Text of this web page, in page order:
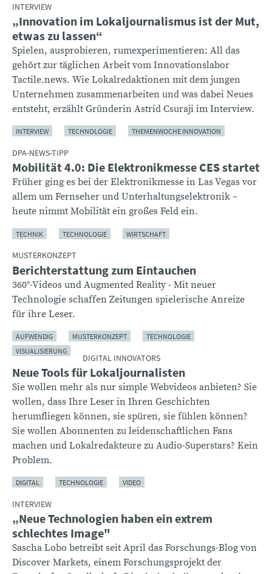
INTERVIEW
„Innovation im Lokaljournalismus ist der Mut,
etwas zu lassen“
Spielen, ausprobieren, rumexperimentieren: All das
gehört zur täglichen Arbeit vom Innovationslabor
Tactile.news. Wie Lokalredaktionen mit dem jungen
Unternehmen zusammenarbeiten und was dabei Neues
entsteht, erzählt Gründerin Astrid Csuraji im Interview.
INTERVIEW TECHNOLOGIE THEMENWOCHE INNOVATION
DPA-NEWS-TIPP
Mobilität 4.0: Die Elektronikmesse CES startet
Früher ging es bei der Elektronikmesse in Las Vegas vor
allem um Fernseher und Unterhaltungselektronik –
heute nimmt Mobilität ein großes Feld ein.
TECHNIK TECHNOLOGIE WIRTSCHAFT
MUSTERKONZEPT
Berichterstattung zum Eintauchen
360°-Videos und Augmented Reality - Mit neuer
Technologie schaffen Zeitungen spielerische Anreize
für ihre Leser.
AUFWENDIG MUSTERKONZEPT
TECHNOLOGIE
VISUALISIERUNG
DIGITAL INNOVATORS
Neue Tools für Lokaljournalisten
Sie wollen mehr als nur simple Webvideos anbieten? Sie
wollen, dass Ihre Leser in Ihren Geschichten
herumfliegen können, sie spüren, sie fühlen können?
Sie wollen Abonnenten zu leidenschaftlichen Fans
machen und Lokalredakteure zu Audio-Superstars? Kein
Problem.
DIGITAL TECHNOLOGIE VIDEO
INTERVIEW
„Neue Technologien haben ein extrem
schlechtes Image"
Sascha Lobo betreibt seit April das Forschungs-Blog von
Discover Markets, einem Forschungsprojekt der